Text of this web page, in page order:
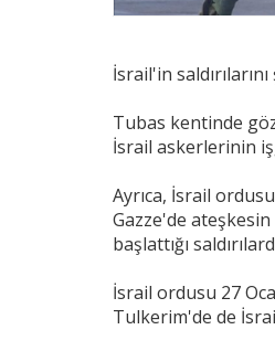
İsrail'in
Tubas kentinde
İsrail askerlerinin
Ayrıca, İsrail
Gazze'de
başlattığı
İsrail ordusu 27
Tulkerim'de de